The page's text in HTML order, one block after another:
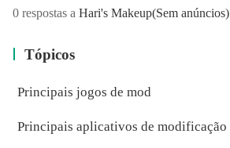
0 respostas a Hari's Makeup(Sem anúncios)
Tópicos
Principais jogos de mod
Principais aplicativos de modificação